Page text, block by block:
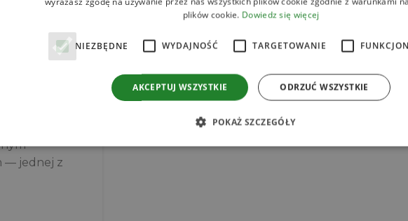
idealne
— jednej z
plików cookie. Dowiedz się więcej
NIEZBĘDNE WYDAJNOŚĆ TARGETOWANIE
AKCEPTUJ WSZYSTKIE ODRZUĆ WSZYSTKIE
POKAŻ SZCZEGÓŁY